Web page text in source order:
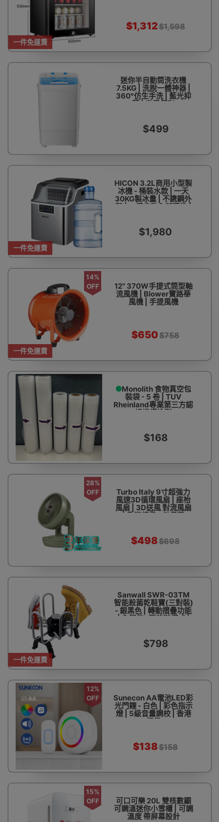
一件免運費
$1,312$1,598
迷你半自動筒洗衣機
7.5KG | 洗脫一體神器 |
360°仿生手洗 | 藍光抑
菌 | 家用便利
$499
一件免運費
HICON 3.2L商用小型製
冰機 - 桶裝水款 | 一天
30KG製冰量 | 不鎸鋼外
殼 | 一鍵自動內部清洗 |
$1,980
一件免運費
14%
OFF
12" 370W手提式筒型軸
流風機 | Blower寶路華
風機 | 手提風機
$650$758
Monolith 食物真空包
裝袋 - 5 卷 | TUV
Rheinland專業第三方認
證機構檢測
$168
28%
OFF
Turbo Italy 9寸超強力
風速3D循環風扇 | 座枱
風扇 | 3D送風 對流風扇
| 香港行貨 3年保養
$498$698
一件免運費
Sanwall SWR-03TM
智能殺菌乾鞋寶(三對裝)
- 銀黑色 | 轉動摺疊功能
| 全智能4種乾鞋模式 |
$798
12%
OFF
Sunecon AA電池LED彩
光門鐘 - 白色 | 彩色指示
燈 | 5級音量調校 | 香港
行貨
$138$158
15%
OFF
可口可樂 20L 雙核數顯
可調溫迷你小雪櫃 | 可調
溫度 帶屏幕設計